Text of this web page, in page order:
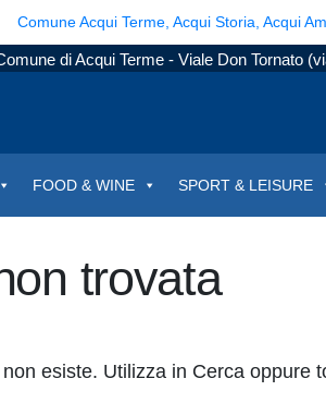
Comune Acqui Terme, Acqui Storia, Acqui
di Acqui Terme - Viale Don Tornato
FOOD & WINE SPORT & LEISURE
trovata
esiste. Utilizza in Cerca oppure